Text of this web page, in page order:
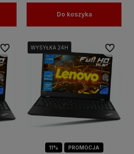
Do koszyka
Do ulubionych
11% PROMOCJA
WYSYŁKA 24H
WYSYŁKA 24H
WYSYŁKA 24H Do